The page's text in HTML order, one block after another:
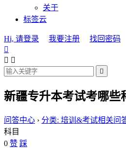
关于
标签云
Hi, 请登录 我要注册
找回密码

 

新疆专升本考试考哪些
问答中心 › 分类: 培训&考试相关问
科目
0 赞 踩